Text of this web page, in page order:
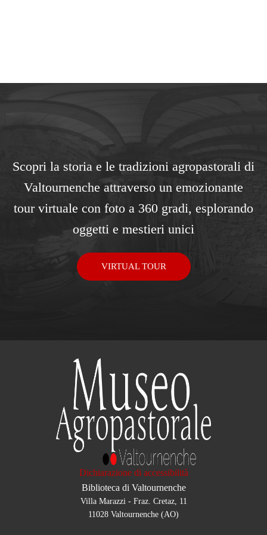
Scopri la storia e le tradizioni agropastorali di
Valtournenche attraverso un emozionante
tour virtuale con foto a 360 gradi, esplorando
oggetti e mestieri unici
VIRTUAL TOUR
Biblioteca di Valtournenche
Villa Marazzi - Fraz. Cretaz, 11
11028 Valtournenche (AO)
Dichiarazione di accessibilità